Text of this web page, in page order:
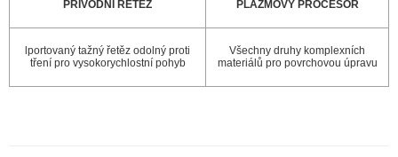
PŘÍVODNÍ ŘETĚZ PLAZMOVÝ PROCESOR
lportovaný tažný řetěz odolný proti
tření pro vysokorychlostní pohyb
Všechny druhy komplexních
materiálů pro povrchovou úpravu